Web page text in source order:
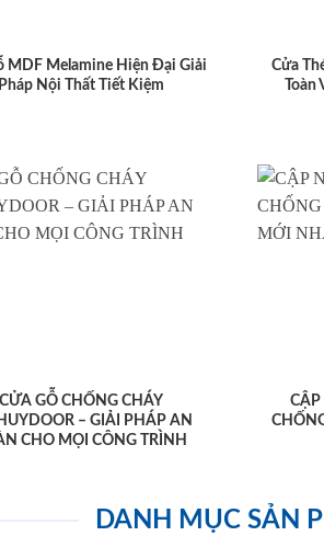
MDF Melamine Hiện Đại Giải
Pháp Nội Thất Tiết Kiệm
Cửa
Toàn
CỬA GỖ CHỐNG CHÁY
– GIẢI PHÁP AN
CHO MỌI CÔNG TRÌNH
CẬP
DANH MỤC SẢN